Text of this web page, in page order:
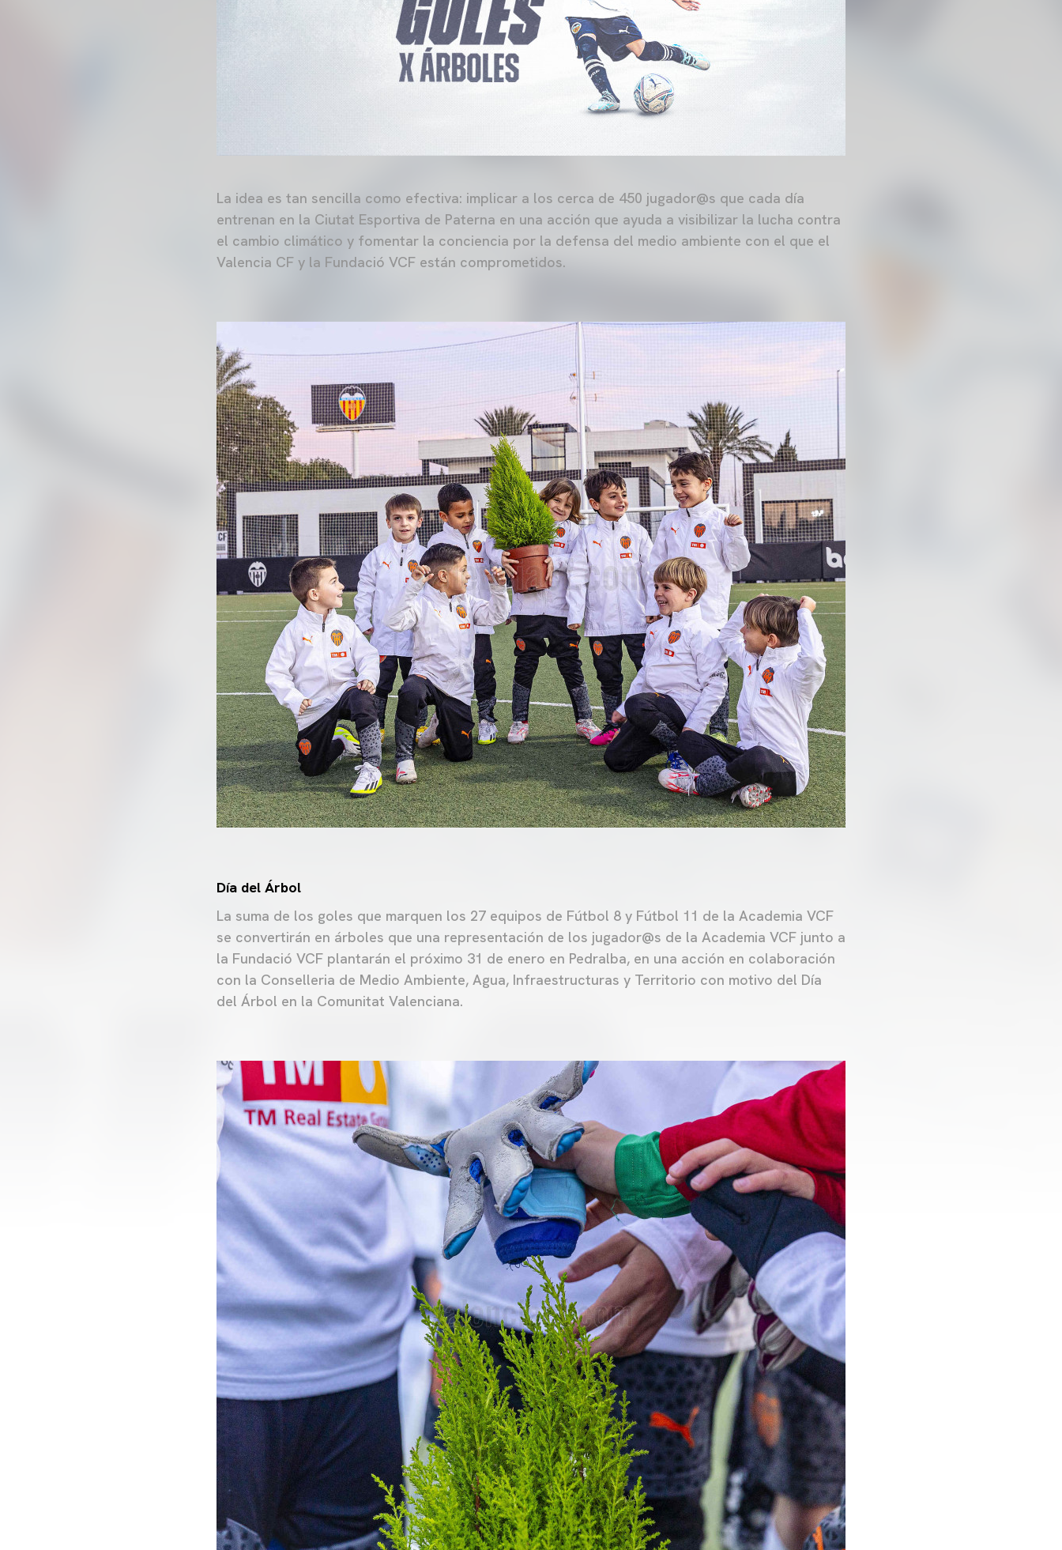
La idea es tan sencilla como efectiva: implicar a los cerca de 450 jugador@s que cada día
entrenan en la Ciutat Esportiva de Paterna en una acción que ayuda a visibilizar la lucha contra
el cambio climático y fomentar la conciencia por la defensa del medio ambiente con el que el
Valencia CF y la Fundació VCF están comprometidos.
Día del Árbol
La suma de los goles que marquen los 27 equipos de Fútbol 8 y Fútbol 11 de la Academia VCF
se convertirán en árboles que una representación de los jugador@s de la Academia VCF junto a
la Fundació VCF plantarán el próximo 31 de enero en Pedralba, en una acción en colaboración
con la Conselleria de Medio Ambiente, Agua, Infraestructuras y Territorio con motivo del Día
del Árbol en la Comunitat Valenciana.